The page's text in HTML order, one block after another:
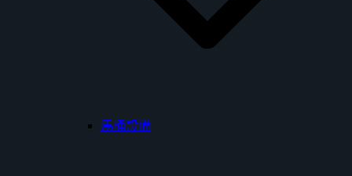
馬桶設備